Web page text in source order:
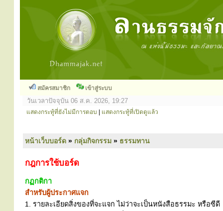
สมัครสมาชิก เข้าสู่ระบบ
วันเวลาปัจจุบัน 06 ส.ค. 2026, 19:27
แสดงกระทู้ที่ยังไม่มีการตอบ แสดงกระทู้ที่เปิดดูแล้ว
หน้าเว็บบอร์ด » กลุ่มกิจกรรม » ธรรมทาน
กฎการใช้บอร์ด
กฏกติกา
สำหรับผู้ประกาศแจก
1. รายละเอียดสิ่งของที่จะแจก ไม่ว่าจะเป็นหนังสือธรรมะ หรือซีดี